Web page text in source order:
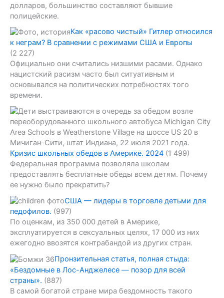
долларов, большинство составляют бывшие
полицейские.
Как «расово чистый» Гитлер относился
к неграм? В сравнении с режимами США и Европы
(2 227)
Официально они считались низшими расами. Однако
нацистский расизм часто был ситуативным и
основывался на политических потребностях того
времени.
Кризис школьных обедов в Америке. 2024 (1 499)
Федеральная программа позволяла школам
предоставлять бесплатные обеды всем детям. Почему
ее нужно было прекратить?
США — лидеры в торговле детьми для
педофилов. (997)
По оценкам, из 350 000 детей в Америке,
эксплуатируется в сексуальных целях, 17 000 из них
ежегодно ввозятся контрабандой из других стран.
Пронзительная статья, полная стыда:
«Бездомные в Лос-Анджелесе — позор для всей
страны». (887)
В самой богатой стране мира бездомность такого